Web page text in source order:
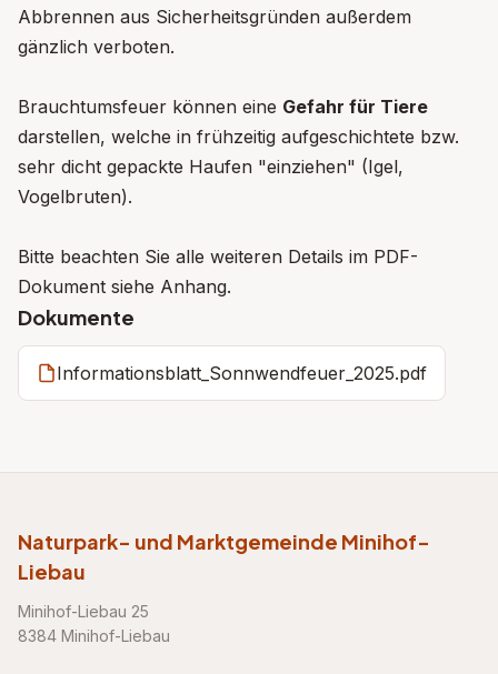
Abbrennen aus Sicherheitsgründen außerdem
gänzlich verboten.
Brauchtumsfeuer können eine Gefahr für Tiere
darstellen, welche in frühzeitig aufgeschichtete bzw.
sehr dicht gepackte Haufen "einziehen" (Igel,
Vogelbruten).
Bitte beachten Sie alle weiteren Details im PDF-
Dokument siehe Anhang.
Dokumente
Informationsblatt_Sonnwendfeuer_2025.pdf
Naturpark- und Marktgemeinde Minihof-
Liebau
Minihof-Liebau 25
8384 Minihof-Liebau